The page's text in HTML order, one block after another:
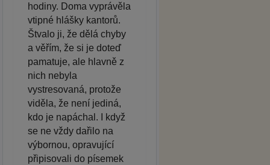
hodiny. Doma vyprávěla
vtipné hlášky kantorů.
Štvalo ji, že dělá chyby
a věřím, že si je doteď
pamatuje, ale hlavně z
nich nebyla
vystresovaná, protože
viděla, že není jediná,
kdo je napáchal. I když
se ne vždy dařilo na
výbornou, opravující
připisovali do písemek